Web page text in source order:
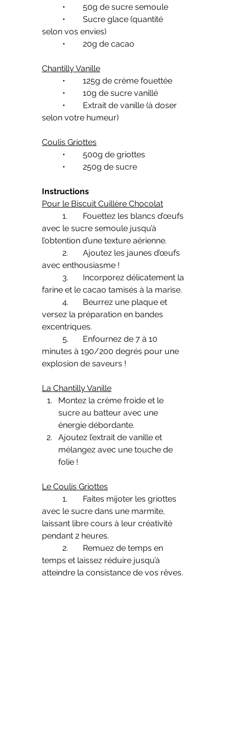
	•	50g de sucre semoule
selon vos envies)
	•	20g de cacao
Chantilly Vanille
	•	125g de crème fouettée
	•	10g de sucre vanillé
selon votre humeur)
Coulis Griottes
	•	500g de griottes
	•	250g de sucre
Instructions
Pour le Biscuit Cuillère Chocolat
avec le sucre semoule jusqu’à
l’obtention d’une texture aérienne.
avec enthousiasme !
farine et le cacao tamisés à la marise.
versez la préparation en bandes
excentriques.
minutes à 190/200 degrés pour une
explosion de saveurs !
La Chantilly Vanille
Montez la crème froide et le
sucre au batteur avec une
énergie débordante.
Ajoutez l’extrait de vanille et
mélangez avec une touche de
folie !
Le Coulis Griottes
avec le sucre dans une marmite,
laissant libre cours à leur créativité
pendant 2 heures.
temps et laissez réduire jusqu’à
atteindre la consistance de vos rêves.